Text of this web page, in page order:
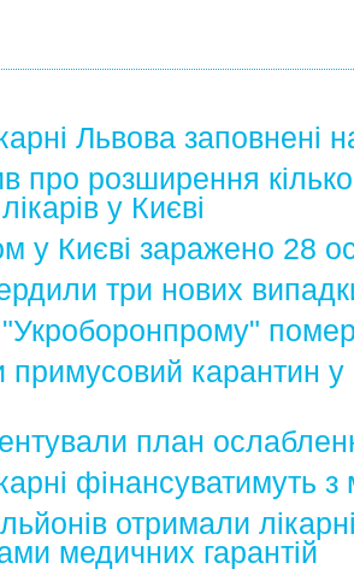
Львова заповнені
про розширення
у Києві
у Києві заражено 28
три нових
"Укроборонпрому"
примусовий карантин
план
фінансуватимуть
отримали
медичних гарантій